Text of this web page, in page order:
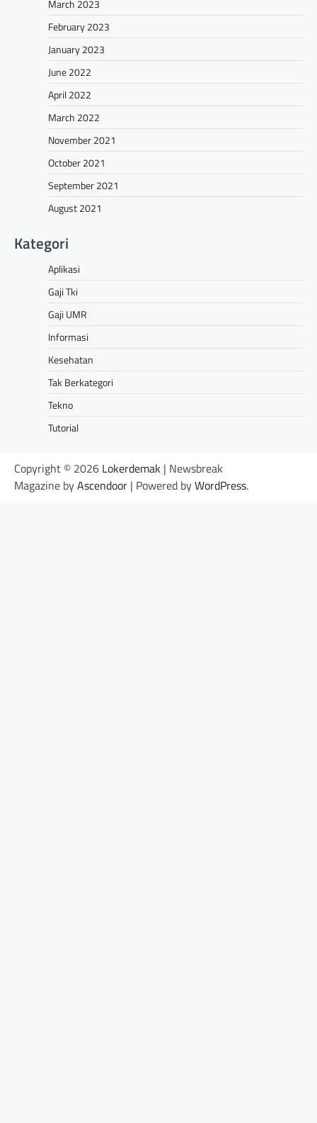
March 2023
February 2023
January 2023
June 2022
April 2022
March 2022
November 2021
October 2021
September 2021
August 2021
Kategori
Aplikasi
Gaji Tki
Gaji UMR
Informasi
Kesehatan
Tak Berkategori
Tekno
Tutorial
Copyright © 2026 Lokerdemak | Newsbreak
Magazine byAscendoor | Powered byWordPress.